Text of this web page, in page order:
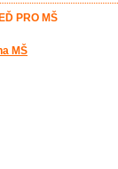
PRO MŠ
MŠ